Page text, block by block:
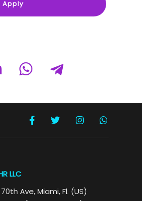
LLC
Ave, Miami, Fl. (US)